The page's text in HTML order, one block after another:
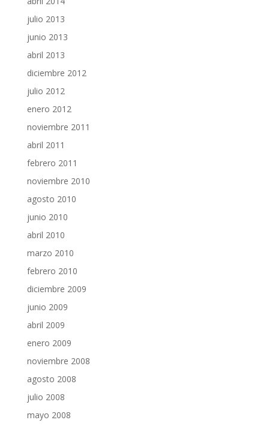
julio 2013
junio 2013
abril 2013
diciembre 2012
julio 2012
enero 2012
noviembre 2011
abril 2011
febrero 2011
noviembre 2010
agosto 2010
junio 2010
abril 2010
marzo 2010
febrero 2010
diciembre 2009
junio 2009
abril 2009
enero 2009
noviembre 2008
agosto 2008
julio 2008
mayo 2008